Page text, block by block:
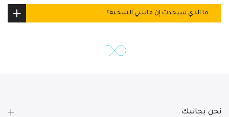
ما الذي سيحدث إن فاتتني الشحنة؟
نحن بجانبك